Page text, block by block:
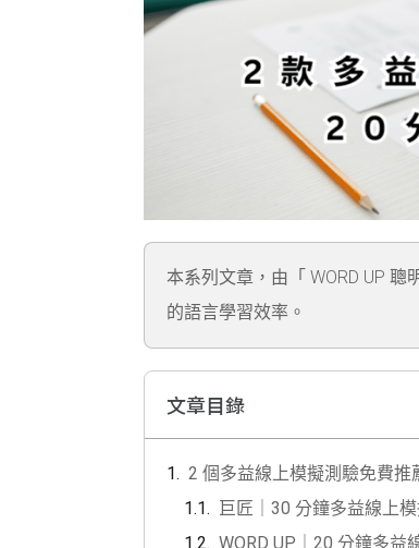
本系列文章，由「 WORD UP
的語言學習效率。
文章目錄
2 個多益線上模擬測驗免費推
巨匠｜30 分鐘多益線上
WORD UP｜20 分鐘多益